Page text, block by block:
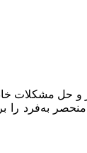
حل مشکلات خاص
که حول محور خلاقیت‌تان باشد. در ادامه